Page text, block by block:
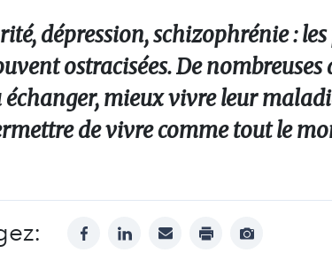
dépression, schizophrénie :
ostracisées. De
mieux vivre leur
de vivre comme tout le
facebooklinkedinmail print
Afficher